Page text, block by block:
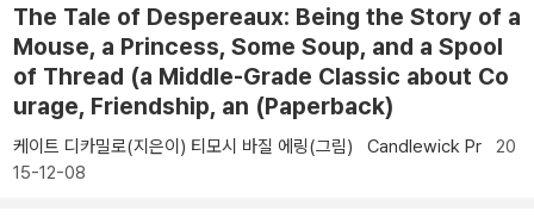
The Tale of Despereaux: Being the Story of a
Mouse, a Princess, Some Soup, and a Spool
of Thread (a Middle-Grade Classic about Co
urage, Friendship, an (Paperback)
케이트 디카밀로(지은이) 티모시 바질 에링(그림) Candlewick Pr 20
15-12-08